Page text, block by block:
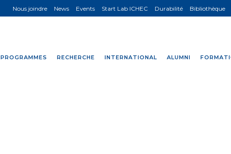
PROGRAMMES RECHERCHE INTERNATIONAL ALUMNI
Nous joindre News Events Start Lab ICHEC Durabilité Bibliothèque